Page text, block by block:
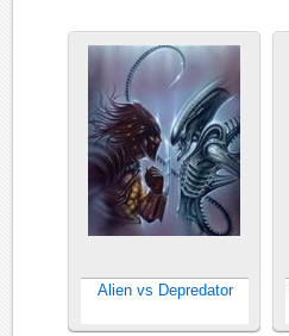
Alien vs Depredator